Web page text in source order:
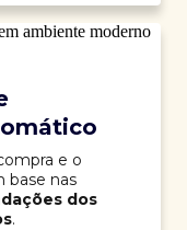
e o
base nas
dos
.